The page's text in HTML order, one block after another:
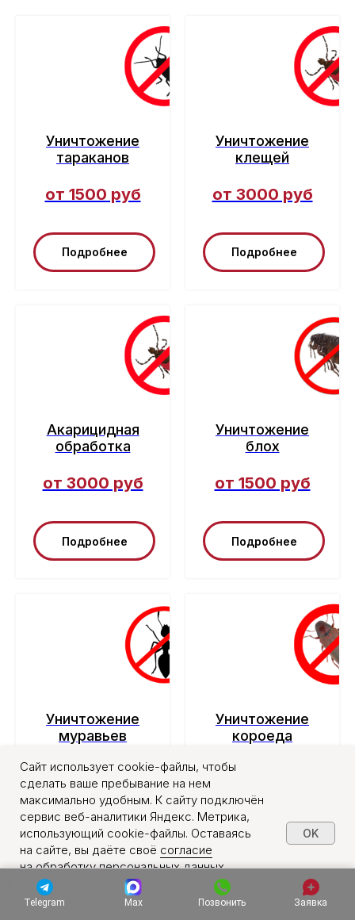
Telegram Max Позвонить Заявка
Уничтожение
тараканов
от 1500 руб
Подробнее
Уничтожение
клещей
от 3000 руб
Подробнее
Акарицидная
обработка
от 3000 руб
Подробнее
Уничтожение
блох
от 1500 руб
Подробнее
Уничтожение
муравьев
от 1500 руб
Подробнее
Уничтожение
короеда
от 1500 руб
Подробнее
Сайт использует cookie-файлы, чтобы
сделать ваше пребывание на нем
максимально удобным. К сайту подключён
сервис веб-аналитики Яндекс. Метрика,
использующий cookie-файлы. Оставаясь
на сайте, вы даёте своё согласие
на обработку персональных данных
в порядке, указанном в
Политике обработки
персональных данных
OK